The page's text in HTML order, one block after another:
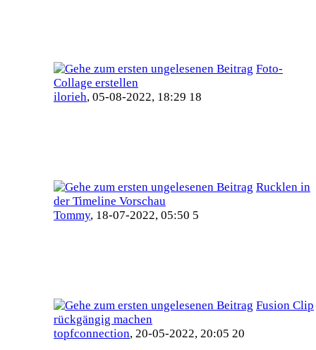
Foto-
Collage erstellen
ilorieh, 05-08-2022, 18:29 18
Rucklen in
der Timeline Vorschau
Tommy, 18-07-2022, 05:50 5
Fusion Clip
rückgängig machen
topfconnection, 20-05-2022, 20:05 20